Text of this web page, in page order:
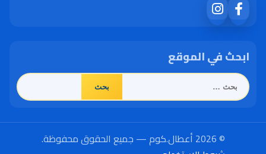
ابحث في الموقع
البحث
عن:
© 2026 أعطال.كوم — جميع الحقوق محفوظة.